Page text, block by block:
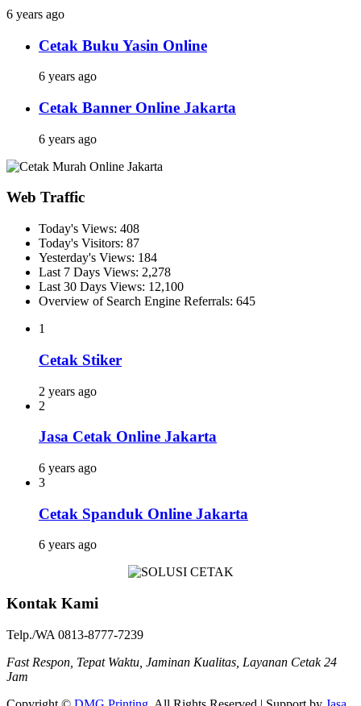
6 years ago
Cetak Buku Yasin Online
6 years ago
Cetak Banner Online Jakarta
6 years ago
Web Traffic
Today's Views: 408
Today's Visitors: 87
Yesterday's Views: 184
Last 7 Days Views: 2,278
Last 30 Days Views: 12,100
Overview of Search Engine Referrals: 645
1
Cetak Stiker
2 years ago
2
Jasa Cetak Online Jakarta
6 years ago
3
Cetak Spanduk Online Jakarta
6 years ago
Kontak Kami
Telp./WA 0813-8777-7239
Fast Respon, Tepat Waktu, Jaminan Kualitas, Layanan Cetak 24
Jam